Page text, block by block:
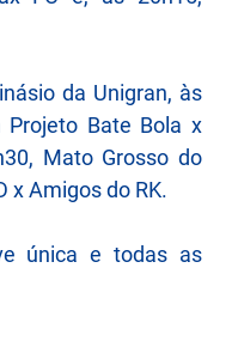
da Unigran, às
Projeto Bate Bola x
Mato Grosso do
x Amigos do RK.
única e todas as